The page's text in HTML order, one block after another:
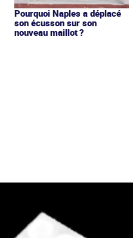
Pourquoi Naples a déplacé
son écusson sur son
nouveau maillot ?